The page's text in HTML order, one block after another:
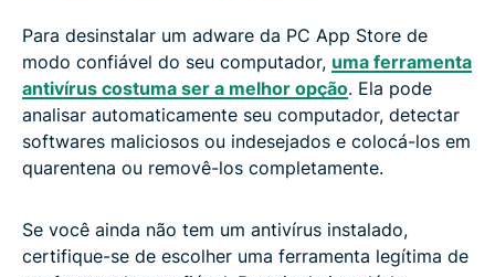
Para desinstalar um adware da PC App Store de
modo confiável do seu computador, uma ferramenta
antivírus costuma ser a melhor opção. Ela pode
analisar automaticamente seu computador, detectar
softwares maliciosos ou indesejados e colocá-los em
quarentena ou removê-los completamente.
Se você ainda não tem um antivírus instalado,
certifique-se de escolher uma ferramenta legítima de